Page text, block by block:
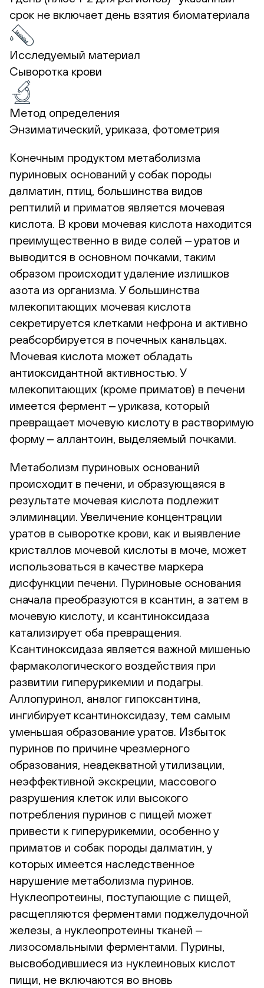
срок не включает день взятия биоматериала
Исследуемый материал
Сыворотка крови
Метод определения
Энзиматический, уриказа, фотометрия
Конечным продуктом метаболизма
пуриновых оснований у собак породы
далматин, птиц, большинства видов
рептилий и приматов является мочевая
кислота. В крови мочевая кислота находится
преимущественно в виде солей ‒ уратов и
выводится в основном почками, таким
образом происходит удаление излишков
азота из организма. У большинства
млекопитающих мочевая кислота
секретируется клетками нефрона и активно
реабсорбируется в почечных канальцах.
Мочевая кислота может обладать
антиоксидантной активностью. У
млекопитающих (кроме приматов) в печени
имеется фермент ‒ уриказа, который
превращает мочевую кислоту в растворимую
форму ‒ аллантоин, выделяемый почками.
Метаболизм пуриновых оснований
происходит в печени, и образующаяся в
результате мочевая кислота подлежит
элиминации. Увеличение концентрации
уратов в сыворотке крови, как и выявление
кристаллов мочевой кислоты в моче, может
использоваться в качестве маркера
дисфункции печени. Пуриновые основания
сначала преобразуются в ксантин, а затем в
мочевую кислоту, и ксантиноксидаза
катализирует оба превращения.
Ксантиноксидаза является важной мишенью
фармакологического воздействия при
развитии гиперурикемии и подагры.
Аллопуринол, аналог гипоксантина,
ингибирует ксантиноксидазу, тем самым
уменьшая образование уратов. Избыток
пуринов по причине чрезмерного
образования, неадекватной утилизации,
неэффективной экскреции, массового
разрушения клеток или высокого
потребления пуринов с пищей может
привести к гиперурикемии, особенно у
приматов и собак породы далматин, у
которых имеется наследственное
нарушение метаболизма пуринов.
Нуклеопротеины, поступающие с пищей,
расщепляются ферментами поджелудочной
железы, а нуклеопротеины тканей ‒
лизосомальными ферментами. Пурины,
высвободившиеся из нуклеиновых кислот
пищи, не включаются во вновь